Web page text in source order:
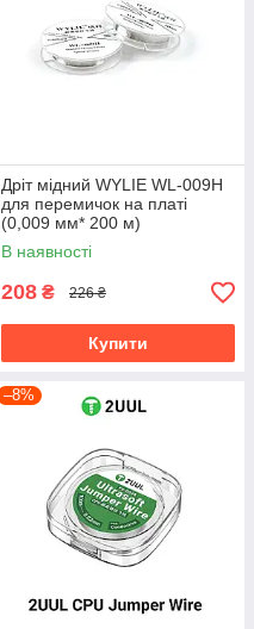
Дріт мідний WYLIE WL-009H
для перемичок на платі
(0,009 мм* 200 м)
В наявності
208 ₴ 226 ₴
Купити
–8%